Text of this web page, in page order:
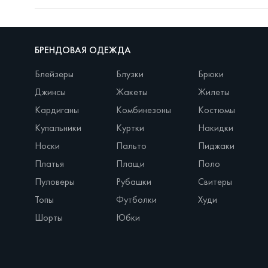
БРЕНДОВАЯ ОДЕЖДА
Блейзеры Блузки
Брюки
Джинсы
Жакеты
Жилеты
Кардиганы
Комбинезоны
Костюмы
Купальники
Куртки
Накидки
Носки
Пальто
Пиджаки
Платья
Плащи
Поло
Пуловеры
Рубашки
Свитеры
Топы
Футболки
Худи
Шорты
Юбки